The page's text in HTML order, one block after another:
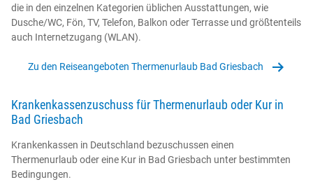
die in den einzelnen Kategorien üblichen Ausstattungen, wie
Dusche/WC, Fön, TV, Telefon, Balkon oder Terrasse und größtenteils
auch Internetzugang (WLAN).
Zu den Reiseangeboten Thermenurlaub Bad Griesbach
Krankenkassenzuschuss für Thermenurlaub oder Kur in
Bad Griesbach
Krankenkassen in Deutschland bezuschussen einen
Thermenurlaub oder eine Kur in Bad Griesbach unter bestimmten
Bedingungen.